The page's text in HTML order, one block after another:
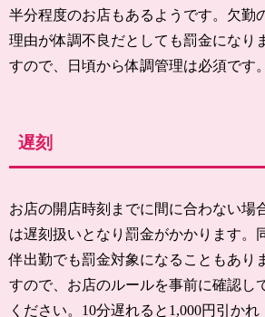
半分程度のお店もあるようです。欠勤
理由が体調不良だとしても罰金になり
すので、日頃から体調管理は必須です。
遅刻
お店の開店時刻までに間に合わない場
は遅刻扱いとなり罰金がかかります。
伴出勤でも罰金対象になることもあり
すので、お店のルールを事前に確認し
ください。10分遅れると1,000円引かれ